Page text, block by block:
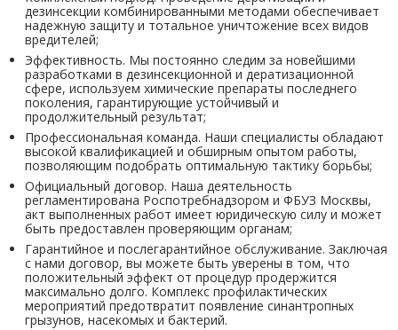
дезинсекции комбинированными методами обеспечивает
надежную защиту и тотальное уничтожение всех видов
вредителей;
Эффективность. Мы постоянно следим за новейшими
разработками в дезинсекционной и дератизационной
сфере, используем химические препараты последнего
поколения, гарантирующие устойчивый и
продолжительный результат;
Профессиональная команда. Наши специалисты обладают
высокой квалификацией и обширным опытом работы,
позволяющим подобрать оптимальную тактику борьбы;
Официальный договор. Наша деятельность
регламентирована Роспотребнадзором и ФБУЗ Москвы,
акт выполненных работ имеет юридическую силу и может
быть предоставлен проверяющим органам;
Гарантийное и послегарантийное обслуживание. Заключая
с нами договор, вы можете быть уверены в том, что
положительный эффект от процедур продержится
максимально долго. Комплекс профилактических
мероприятий предотвратит появление синантропных
грызунов, насекомых и бактерий.